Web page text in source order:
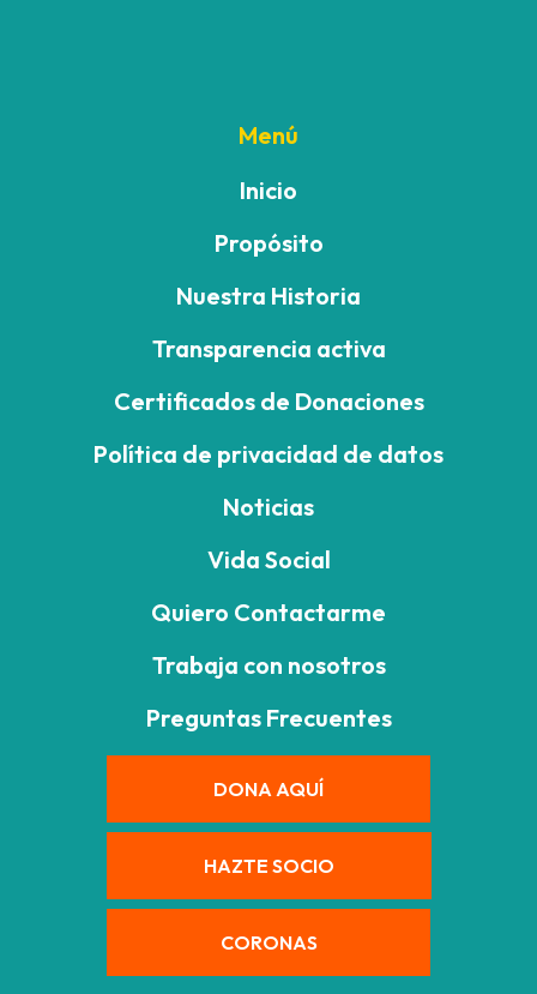
Menú
Inicio
Propósito
Nuestra Historia
Transparencia activa
Certificados de Donaciones
Política de privacidad de datos
Noticias
Vida Social
Quiero Contactarme
Trabaja con nosotros
Preguntas Frecuentes
DONA AQUÍ
HAZTE SOCIO
CORONAS